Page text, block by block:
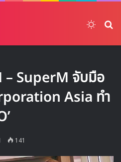
SuperM จับมือ
Asia ทำ
141